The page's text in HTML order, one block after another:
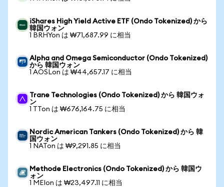
iShares High Yield Active ETF (Ondo Tokenized) から
韓国ウォン
1 BRHYon は ₩71,687.99 に相当
Alpha and Omega Semiconductor (Ondo Tokenized)
から 韓国ウォン
1 AOSLon は ₩44,657.17 に相当
Trane Technologies (Ondo Tokenized) から 韓国ウォ
ン
1 TTon は ₩676,164.75 に相当
Nordic American Tankers (Ondo Tokenized) から 韓
国ウォン
1 NATon は ₩9,291.85 に相当
Methode Electronics (Ondo Tokenized) から 韓国ウ
ォン
1 MEIon は ₩23,497.11 に相当